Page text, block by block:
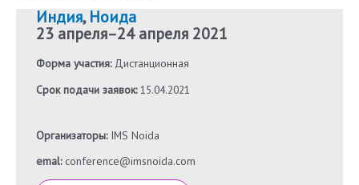
Индия,Ноида
23 апреля–24 апреля 2021
Форма участия:Дистанционная
Срок подачи заявок:15.04.2021
Организаторы:IMS Noida
emal: conference@imsnoida.com